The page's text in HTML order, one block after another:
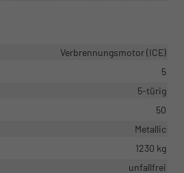
Verbrennungsmotor (ICE)
5
5-türig
50
Metallic
1230 kg
unfallfrei